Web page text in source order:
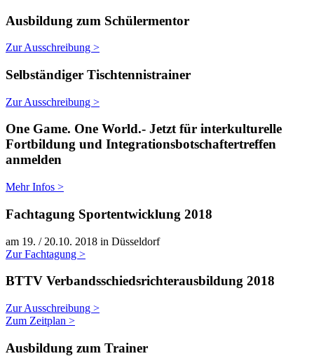
Ausbildung zum Schülermentor
Zur Ausschreibung >
Selbständiger Tischtennistrainer
Zur Ausschreibung >
One Game. One World.- Jetzt für interkulturelle
Fortbildung und Integrationsbotschaftertreffen
anmelden
Mehr Infos >
Fachtagung Sportentwicklung 2018
am 19. / 20.10. 2018 in Düsseldorf
Zur Fachtagung >
BTTV Verbandsschiedsrichterausbildung 2018
Zur Ausschreibung >
Zum Zeitplan >
Ausbildung zum Trainer